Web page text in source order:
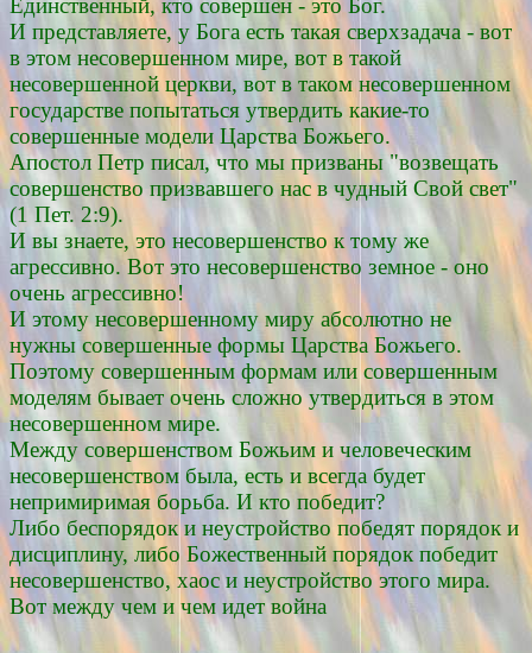
Единственный, кто совершен - это Бог.
И представляете, у Бога есть такая сверхзадача - вот
в этом несовершенном мире, вот в такой
несовершенной церкви, вот в таком несовершенном
государстве попытаться утвердить какие-то
совершенные модели Царства Божьего.
Апостол Петр писал, что мы призваны "возвещать
совершенство призвавшего нас в чудный Свой свет"
(1 Пет. 2:9).
И вы знаете, это несовершенство к тому же
агрессивно. Вот это несовершенство земное - оно
очень агрессивно!
И этому несовершенному миру абсолютно не
нужны совершенные формы Царства Божьего.
Поэтому совершенным формам или совершенным
моделям бывает очень сложно утвердиться в этом
несовершенном мире.
Между совершенством Божьим и человеческим
несовершенством была, есть и всегда будет
непримиримая борьба. И кто победит?
Либо беспорядок и неустройство победят порядок и
дисциплину, либо Божественный порядок победит
несовершенство, хаос и неустройство этого мира.
Вот между чем и чем идет война